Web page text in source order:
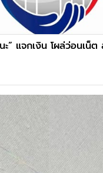
ะ” แจกเงิน โผล่ว่อนเน็